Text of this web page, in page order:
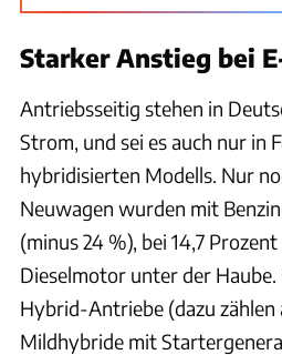
Starker Anstieg bei
Antriebsseitig stehen in
Strom, und sei es auch nur in
hybridisierten Modells. Nur
Neuwagen wurden mit
(minus 24 %), bei 14,7
Dieselmotor unter der
Hybrid-Antriebe (dazu zählen
Mildhybride mit